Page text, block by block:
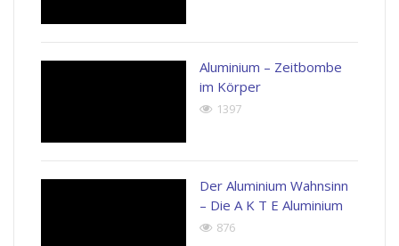
Aluminium – Zeitbombe
im Körper
1397
Der Aluminium Wahnsinn
– Die A K T E Aluminium
876